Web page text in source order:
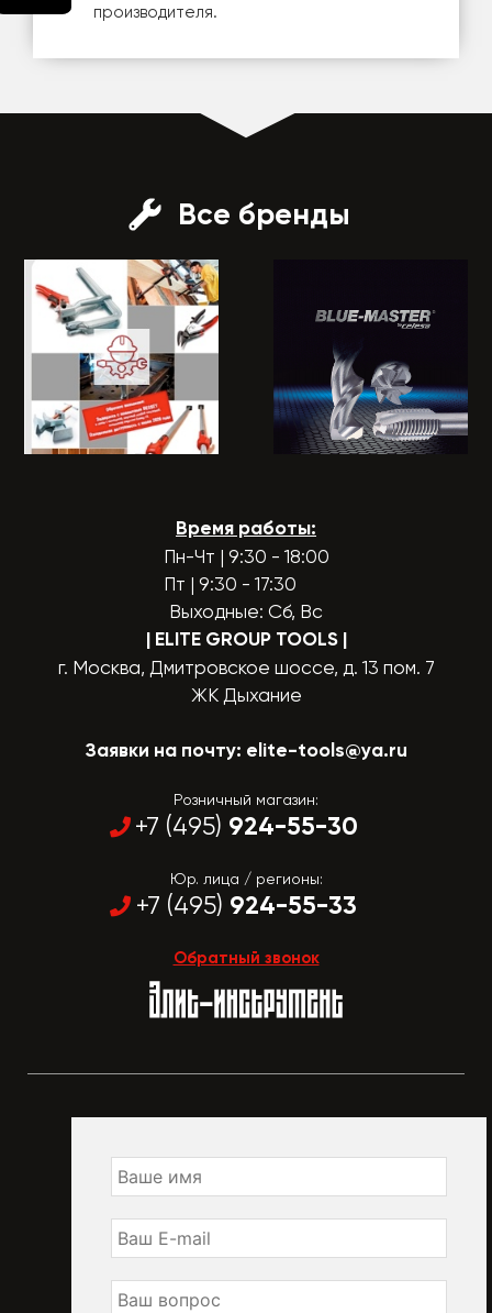
производителя.
Все бренды
Время работы:
Пн-Чт | 9:30 - 18:00
Пт | 9:30 - 17:30
Выходные: Сб, Вс
| ELITE GROUP TOOLS |
г. Москва, Дмитровское шоссе, д. 13 пом. 7
ЖК Дыхание
Заявки на почту: elite-tools@ya.ru
Розничный магазин:
+7 (495) 924-55-30
Юр. лица / регионы:
+7 (495) 924-55-33
Обратный звонок